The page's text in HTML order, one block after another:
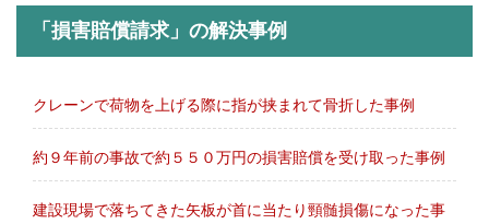
「損害賠償請求」の解決事例
クレーンで荷物を上げる際に指が挟まれて骨折した事例
約９年前の事故で約５５０万円の損害賠償を受け取った事例
建設現場で落ちてきた矢板が首に当たり頸髄損傷になった事